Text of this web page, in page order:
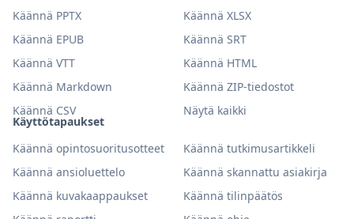
Käyttötapaukset
Käännä opintosuoritusotteet
Käännä tutkimusartikkeli
Käännä ansioluettelo
Käännä skannattu asiakirja
Käännä kuvakaappaukset
Käännä tilinpäätös
Käännä PPTX
Käännä XLSX
Käännä EPUB
Käännä SRT
Käännä VTT
Käännä HTML
Käännä Markdown
Käännä ZIP-tiedostot
Käännä CSV
Näytä kaikki